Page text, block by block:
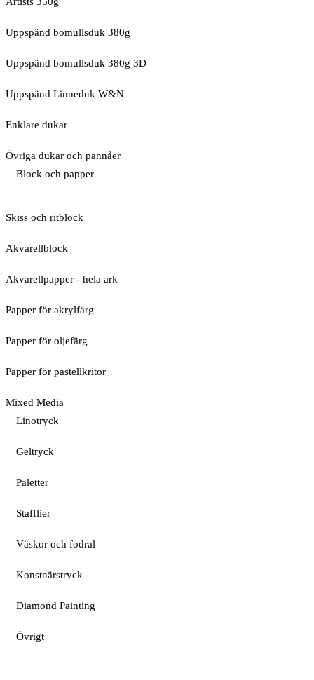
Uppspänd bomullsduk 380g
Uppspänd bomullsduk 380g 3D
Uppspänd Linneduk W&N
Enklare dukar
Övriga dukar och pannåer
Block och papper
Skiss och ritblock
Akvarellblock
Akvarellpapper - hela ark
Papper för akrylfärg
Papper för oljefärg
Papper för pastellkritor
Mixed Media
Linotryck
Geltryck
Paletter
Stafflier
Väskor och fodral
Konstnärstryck
Diamond Painting
Övrigt